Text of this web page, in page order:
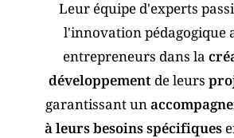
Leur équipe d'experts
l'innovation pédagogique
entrepreneurs dans la
développement de leurs
garantissant un
à leurs besoins spécifiques